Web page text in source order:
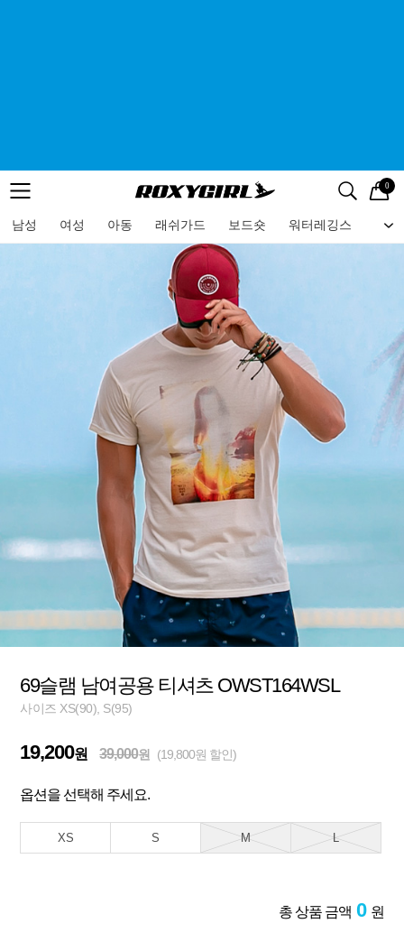
메뉴 검색
로고 0
남성 여성 아동 래쉬가드 보드숏 워터레깅스 비
메뉴
69슬램 남여공용 티셔츠 OWST164WSL
사이즈 XS(90), S(95)
19,200원 39,000원 (19,800원 할인)
옵션을 선택해 주세요.
XS S M L
총 상품 금액 0 원